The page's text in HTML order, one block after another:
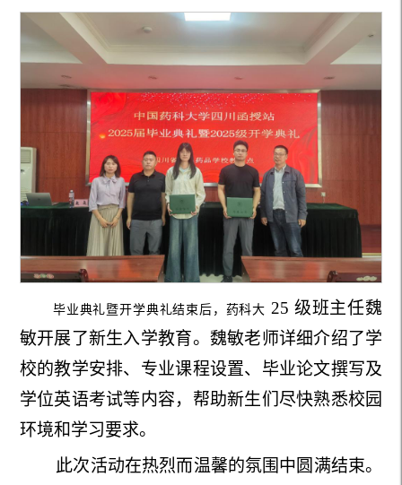
毕业典礼暨开学典礼结束后，药科大 25 级班主任魏
敏开展了新生入学教育。魏敏老师详细介绍了学
校的教学安排、专业课程设置、 毕业论文撰写及
学位英语考试等内容，帮助新生们尽快熟悉校园
环境和学习要求。
此次活动在热烈而温馨的氛围中圆满结束。